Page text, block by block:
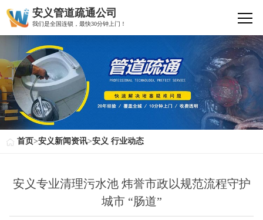
安义管道疏通公司
我们是全国连锁，最快30分钟上门！
首页>安义新闻资讯>安义 行业动态
安义专业清理污水池 炜誉市政以规范流程守护
城市 “肠道”